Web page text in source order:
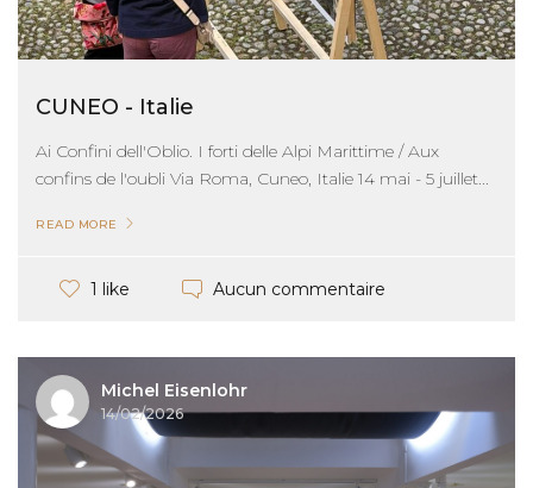
CUNEO - Italie
Ai Confini dell'Oblio. I forti delle Alpi Marittime / Aux
confins de l'oubli Via Roma, Cuneo, Italie 14 mai - 5 juillet...
READ MORE
1 like Aucun commentaire
Michel Eisenlohr
14/02/2026